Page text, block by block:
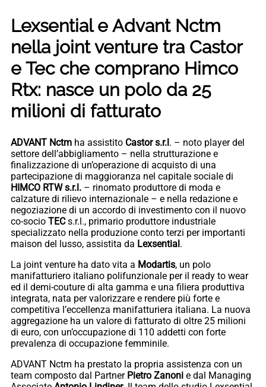
Lexsential e Advant Nctm
nella joint venture tra Castor
e Tec che comprano Himco
Rtx: nasce un polo da 25
milioni di fatturato
ADVANT Nctm ha assistito Castor s.r.l. – noto player del
settore dell’abbigliamento – nella strutturazione e
finalizzazione di un’operazione di acquisto di una
partecipazione di maggioranza nel capitale sociale di
HIMCO RTW s.r.l. – rinomato produttore di moda e
calzature di rilievo internazionale – e nella redazione e
negoziazione di un accordo di investimento con il nuovo
co-socio TECs.r.l., primario produttore industriale
specializzato nella produzione conto terzi per importanti
maison del lusso, assistita da Lexsential.
La joint venture ha dato vita a Modartis, un polo
manifatturiero italiano polifunzionale per il ready to wear
ed il demi-couture di alta gamma e una filiera produttiva
integrata, nata per valorizzare e rendere più forte e
competitiva l’eccellenza manifatturiera italiana. La nuova
aggregazione ha un valore di fatturato di oltre 25 milioni
di euro, con un’occupazione di 110 addetti con forte
prevalenza di occupazione femminile.
ADVANT Nctm ha prestato la propria assistenza con un
team composto dal Partner Pietro Zanoni e dal Managing